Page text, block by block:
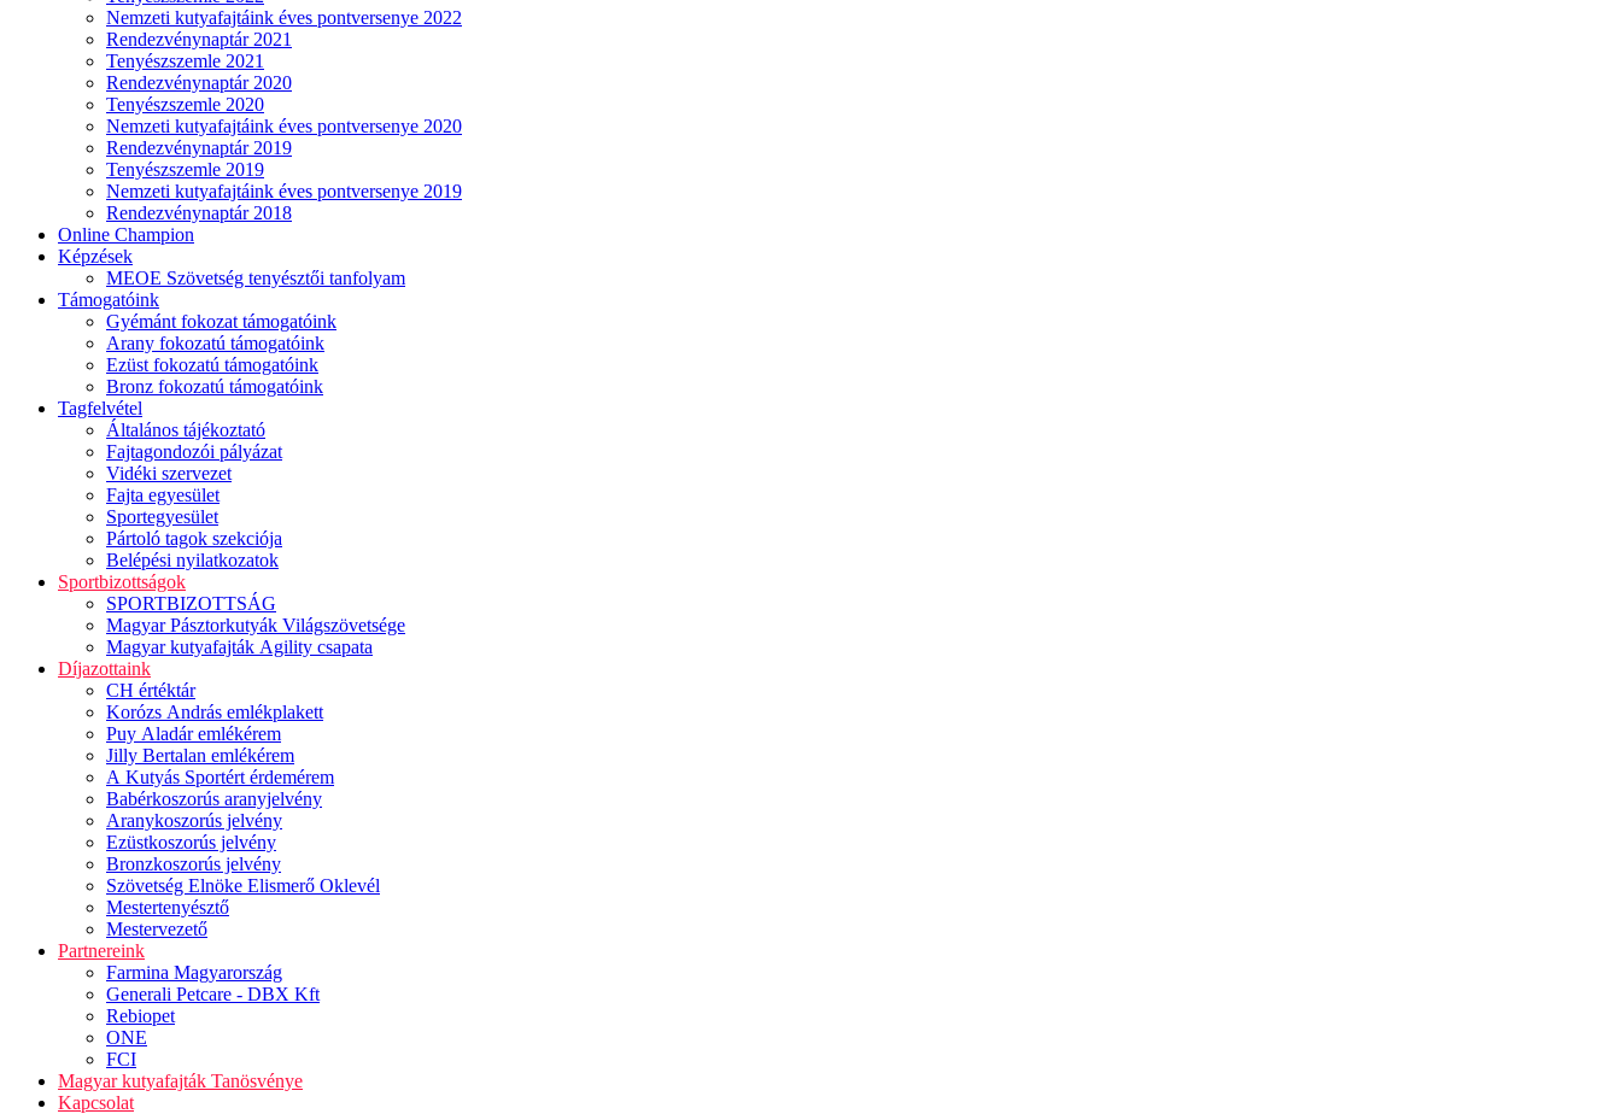
Nemzeti kutyafajtáink éves pontversenye 2022
Rendezvénynaptár 2021
Tenyészszemle 2021
Rendezvénynaptár 2020
Tenyészszemle 2020
Nemzeti kutyafajtáink éves pontversenye 2020
Rendezvénynaptár 2019
Tenyészszemle 2019
Nemzeti kutyafajtáink éves pontversenye 2019
Rendezvénynaptár 2018
Online Champion
Képzések
MEOE Szövetség tenyésztői tanfolyam
Támogatóink
Gyémánt fokozat támogatóink
Arany fokozatú támogatóink
Ezüst fokozatú támogatóink
Bronz fokozatú támogatóink
Tagfelvétel
Általános tájékoztató
Fajtagondozói pályázat
Vidéki szervezet
Fajta egyesület
Sportegyesület
Pártoló tagok szekciója
Belépési nyilatkozatok
Sportbizottságok
SPORTBIZOTTSÁG
Magyar Pásztorkutyák Világszövetsége
Magyar kutyafajták Agility csapata
Díjazottaink
CH értéktár
Korózs András emlékplakett
Puy Aladár emlékérem
Jilly Bertalan emlékérem
A Kutyás Sportért érdemérem
Babérkoszorús aranyjelvény
Aranykoszorús jelvény
Ezüstkoszorús jelvény
Bronzkoszorús jelvény
Szövetség Elnöke Elismerő Oklevél
Mestertenyésztő
Mestervezető
Partnereink
Farmina Magyarország
Generali Petcare - DBX Kft
Rebiopet
ONE
FCI
Magyar kutyafajták Tanösvénye
Kapcsolat